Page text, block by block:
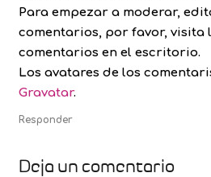
Para empezar a moderar,
comentarios, por favor, visita
comentarios en el escritorio.
Los avatares de los
Gravatar.
Responder
Deja un comentario